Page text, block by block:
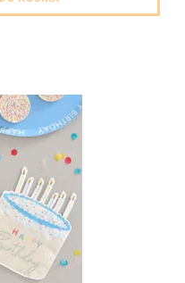
2vrstvove tvar torta 16ks